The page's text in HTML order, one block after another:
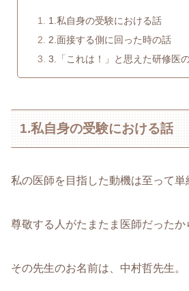
1.私自身の受験における話
2.面接する側に回った時の話
3.「これは！」と思えた研修医
1.私自身の受験における話
私の医師を目指した動機は至って単
尊敬する人がたまたま医師だったか
その先生のお名前は、中村哲先生。